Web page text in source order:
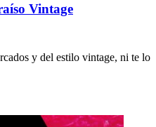
Vintage
y del estilo vintage, ni te lo